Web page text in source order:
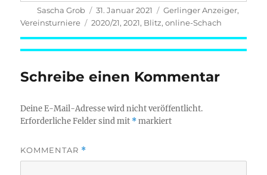
Autor
Sascha Grob
Veröffentlicht
am
31. Januar 2021 Kategorien
Gerlinger Anzeiger,
Vereinsturniere
Schlagwörter
2020/21,2021, Blitz,online-Schach
Schreibe einen Kommentar
Deine E-Mail-Adresse wird nicht veröffentlicht.
Erforderliche Felder sind mit *markiert
KOMMENTAR *